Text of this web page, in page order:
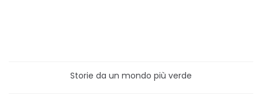
Storie da un mondo più verde